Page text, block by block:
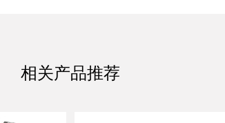
相关产品推荐